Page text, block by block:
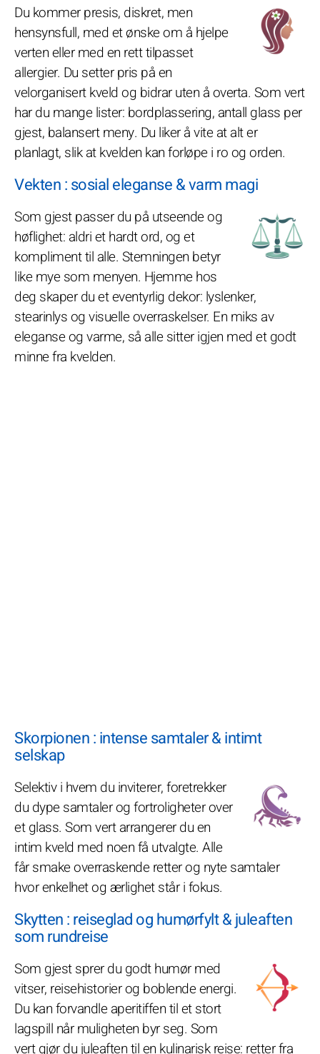
Du kommer presis, diskret, men
hensynsfull, med et ønske om å hjelpe
verten eller med en rett tilpasset
allergier. Du setter pris på en
velorganisert kveld og bidrar uten å overta. Som vert
har du mange lister: bordplassering, antall glass per
gjest, balansert meny. Du liker å vite at alt er
planlagt, slik at kvelden kan forløpe i ro og orden.
Vekten : sosial eleganse & varm magi
Som gjest passer du på utseende og
høflighet: aldri et hardt ord, og et
kompliment til alle. Stemningen betyr
like mye som menyen. Hjemme hos
deg skaper du et eventyrlig dekor: lyslenker,
stearinlys og visuelle overraskelser. En miks av
eleganse og varme, så alle sitter igjen med et godt
minne fra kvelden.
Skorpionen : intense samtaler & intimt
selskap
Selektiv i hvem du inviterer, foretrekker
du dype samtaler og fortroligheter over
et glass. Som vert arrangerer du en
intim kveld med noen få utvalgte. Alle
får smake overraskende retter og nyte samtaler
hvor enkelhet og ærlighet står i fokus.
Skytten : reiseglad og humørfylt & juleaften
som rundreise
Som gjest sprer du godt humør med
vitser, reisehistorier og boblende energi.
Du kan forvandle aperitiffen til et stort
lagspill når muligheten byr seg. Som
vert gjør du juleaften til en kulinarisk reise: retter fra